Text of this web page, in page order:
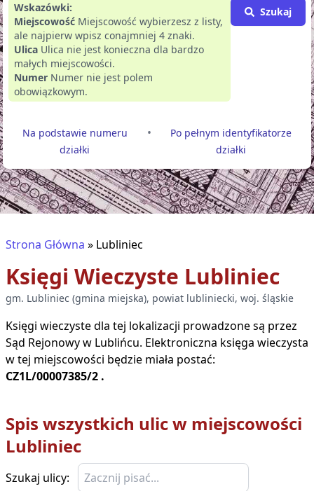
Wskazówki:
Miejscowość Miejscowość wybierzesz z listy,
ale najpierw wpisz conajmniej 4 znaki.
Ulica Ulica nie jest konieczna dla bardzo
małych miejscowości.
Numer Numer nie jest polem
obowiązkowym.
Szukaj
Na podstawie numeru
działki
•
Po pełnym identyfikatorze
działki
Strona Główna » Lubliniec
Księgi Wieczyste Lubliniec
gm. Lubliniec (gmina miejska), powiat lubliniecki, woj. śląskie
Księgi wieczyste dla tej lokalizacji prowadzone są przez
Sąd Rejonowy w Lublińcu. Elektroniczna księga wieczysta
w tej miejscowości będzie miała postać:
CZ1L/00007385/2 .
Spis wszystkich ulic w miejscowości
Lubliniec
Szukaj ulicy: